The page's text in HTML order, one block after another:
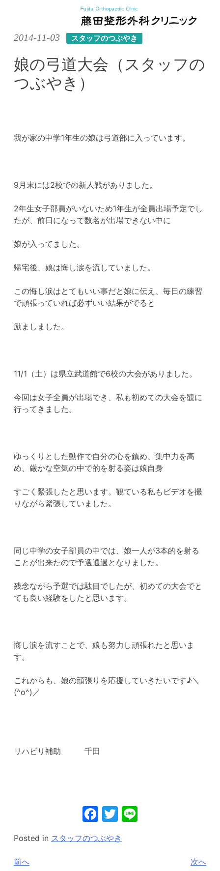
2014-11-03 スタッフのつぶやき
娘の弓道大会（スタッフの
つぶやき）
我が家の中学1年生の娘は弓道部に入っています。
9月末には2校での新人戦がありました。
2年生女子部員がいないため1年生が全員出場予定でし
たが、前日になって数名が出場できない中に
娘が入ってました。
帰宅後、娘は悔し涙を流していました。
この悔し涙はとてもいい事だと娘に伝え、毎日の練習
で頑張っていれば必ずいい結果がでると
励ましました。
11/1（土）は県立武道館で6校の大会がありました。
今回は女子全員が出場でき、私も初めての大会を観に
行ってきました。
ゆっくりとした動作で自分の心を鎮め、集中力を高
め、厳かな空気の中で的を射る姿は娘自身
すごく緊張したと思います。観ている私もビデオを撮
りながら緊張していました。
同じ中学の女子部員の中では、娘一人が3本的を射る
ことが出来たので予選通過となりました。
残念ながら予選では駄目でしたが、初めての大会でと
ても良い経験をしたと思います。
悔し涙を流すことで、娘も努力し頑張れたと思いま
す。
これからも、娘の頑張りを応援していきたいです♪＼
(^o^)／
リハビリ補助 千田
Facebook
Twitter
Posted in スタッフのつぶやき
投
前へ 次へ